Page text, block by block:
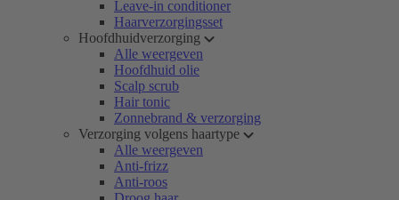
Leave-in conditioner
Haarverzorgingsset
Hoofdhuidverzorging
Alle weergeven
Hoofdhuid olie
Scalp scrub
Hair tonic
Zonnebrand & verzorging
Verzorging volgens haartype
Alle weergeven
Anti-frizz
Anti-roos